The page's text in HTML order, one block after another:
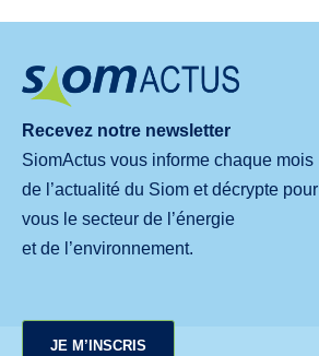
Recevez notre newsletter
SiomActus vous informe chaque mois
de l’actualité du Siom et décrypte pour
vous le secteur de l’énergie
et de l’environnement.
JE M’INSCRIS